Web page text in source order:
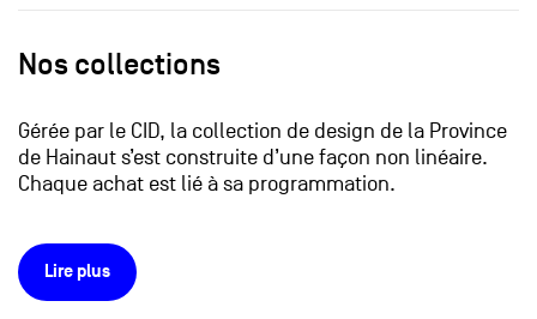
Nos collections
Gérée par le CID, la collection de design de la Province
de Hainaut s’est construite d’une façon non linéaire.
Chaque achat est lié à sa programmation.
Lire plus